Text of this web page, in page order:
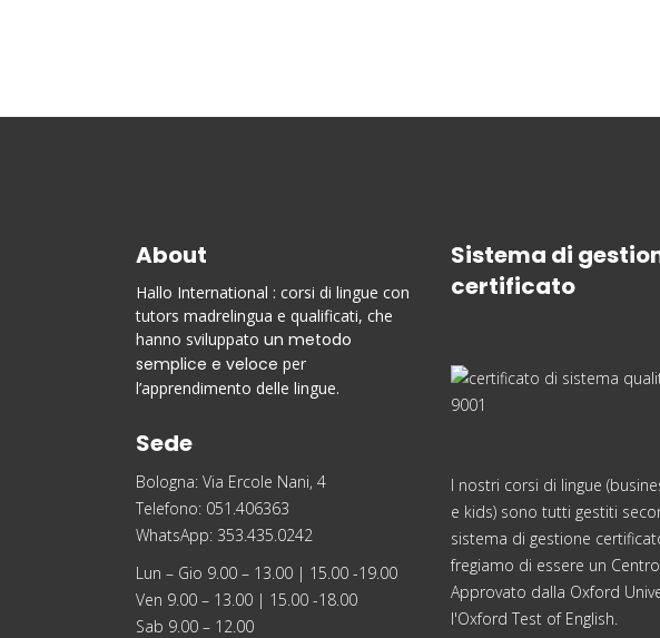
About
Hallo International : corsi di lingue con
tutors madrelingua e qualificati, che
hanno sviluppato un metodo
semplice e veloce per
l’apprendimento delle lingue.
Sede
Bologna: Via Ercole Nani, 4
Telefono: 051.406363
WhatsApp: 353.435.0242
Lun – Gio 9.00 – 13.00 | 15.00 -19.00
Ven 9.00 – 13.00 | 15.00 -18.00
Sab 9.00 – 12.00
Sistema di
certificato
I nostri corsi di lingue
e kids) sono tutti gestiti
sistema di gestione
fregiamo di essere un Centro
Approvato dalla Oxford
l'Oxford Test of English.